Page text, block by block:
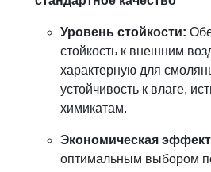
Уровень стойкости:
стойкость к внешним
характерную для
устойчивость к влаге,
химикатам.
Экономическая
оптимальным выбором